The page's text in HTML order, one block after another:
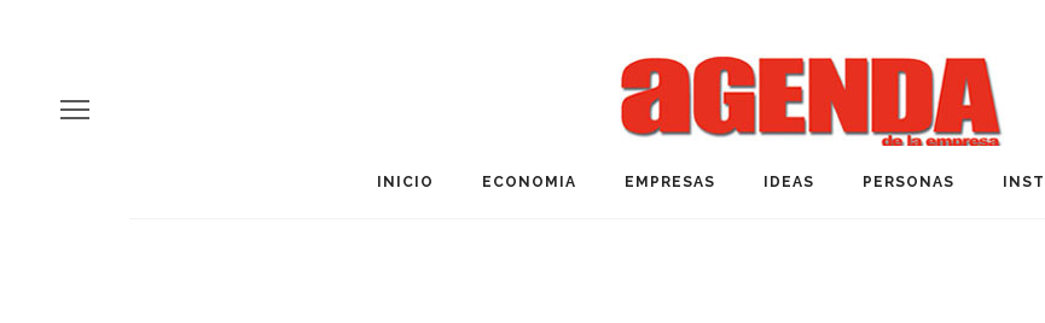
INICIO ECONOMIA EMPRESAS IDEAS PERSONAS